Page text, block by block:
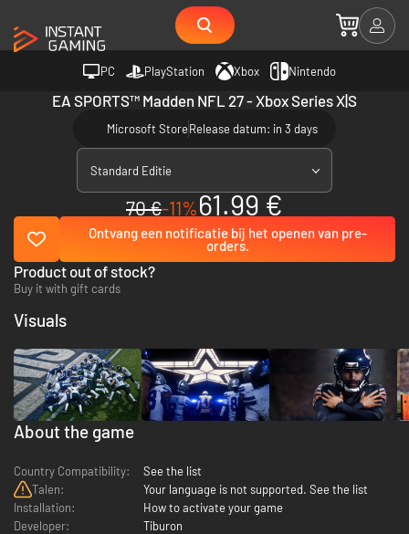
PC PlayStation Xbox Nintendo
EA SPORTS™ Madden NFL 27 - Xbox Series X|S
Microsoft StoreRelease datum: in 3 days
Standard Editie
70 €-11%61.99 €
Ontvang een notificatie bij het openen van pre-
orders.
Product out of stock?
Buy it with gift cards
About the game
Country Compatibility:
See the list
Talen:
Your language is not supported. See the list
Installation:
How to activate your game
Developer:
Tiburon
Visuals